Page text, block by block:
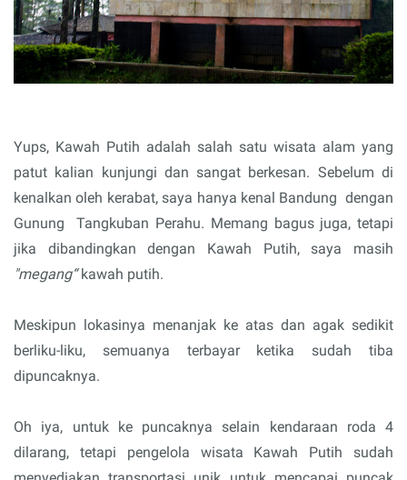
Yups, Kawah Putih adalah salah satu wisata alam yang
patut kalian kunjungi dan sangat berkesan. Sebelum di
kenalkan oleh kerabat, saya hanya kenal Bandung dengan
Gunung
Tangkuban Perahu. Memang bagus juga, tetapi
jika dibandingkan dengan Kawah Putih, saya masih
"megang“kawah putih.
Meskipun lokasinya menanjak ke atas dan agak sedikit
berliku-liku, semuanya terbayar ketika sudah tiba
dipuncaknya.
Oh iya, untuk ke puncaknya selain kendaraan roda 4
dilarang, tetapi pengelola wisata Kawah Putih sudah